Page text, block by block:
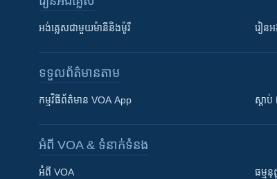
អង់គ្លេស​ជាមួយ​ម៉ានី​និង​ម៉ូរី រៀន​​​​​​
ទទួល​ព័ត៌មាន​តាម
កម្មវិធី​ព័ត៌មាន VOA App ស្តា
អំពី​ VOA & ទំនាក់ទំនង
អំពី​ VOA ធម្មនុ